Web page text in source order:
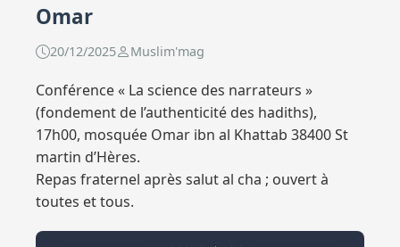
Omar
20/12/2025 Muslim'mag
Conférence « La science des narrateurs »
(fondement de l’authenticité des hadiths),
17h00, mosquée Omar ibn al Khattab 38400 St
martin d’Hères.
Repas fraternel après salut al cha ; ouvert à
toutes et tous.